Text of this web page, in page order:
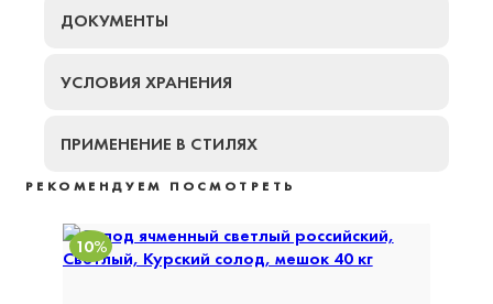
ДОКУМЕНТЫ
УСЛОВИЯ ХРАНЕНИЯ
ПРИМЕНЕНИЕ В СТИЛЯХ
РЕКОМЕНДУЕМ ПОСМОТРЕТЬ
10%